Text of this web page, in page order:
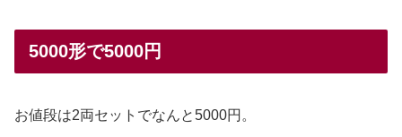
5000形で5000円
お値段は2両セットでなんと5000円。